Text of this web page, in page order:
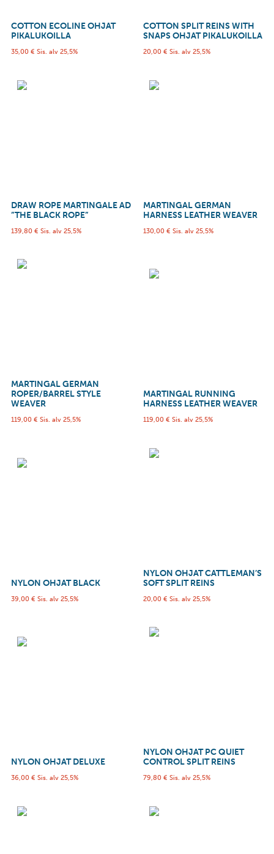
COTTON ECOLINE OHJAT
PIKALUKOILLA
35,00 € Sis. alv 25,5%
COTTON SPLIT REINS WITH
SNAPS OHJAT PIKALUKOILLA
20,00 € Sis. alv 25,5%
DRAW ROPE MARTINGALE AD
”THE BLACK ROPE”
139,80 € Sis. alv 25,5%
MARTINGAL GERMAN
HARNESS LEATHER WEAVER
130,00 € Sis. alv 25,5%
MARTINGAL GERMAN
ROPER/BARREL STYLE
WEAVER
119,00 € Sis. alv 25,5%
MARTINGAL RUNNING
HARNESS LEATHER WEAVER
119,00 € Sis. alv 25,5%
NYLON OHJAT BLACK
39,00 € Sis. alv 25,5%
NYLON OHJAT CATTLEMAN’S
SOFT SPLIT REINS
20,00 € Sis. alv 25,5%
NYLON OHJAT DELUXE
36,00 € Sis. alv 25,5%
NYLON OHJAT PC QUIET
CONTROL SPLIT REINS
79,80 € Sis. alv 25,5%